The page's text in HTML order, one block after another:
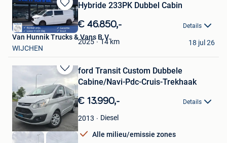
Bewaren
in
Mijn
Favorieten
Hybride 233PK Dubbel Cabin
€ 46.850,- Details
2025 14 km
Van Hunnik Trucks & Vans B.V.
WIJCHEN
18 jul 26
Bewaren
in
Mijn
Favorieten
ford Transit Custom Dubbele
Cabine/Navi-Pdc-Cruis-Trekhaak
€ 13.990,- Details
2013 Diesel
Alle milieu/emissie zones